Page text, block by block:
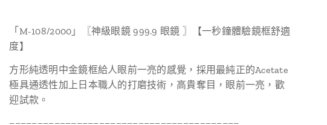
「M-108/2000」〖神級眼鏡 999.9 眼鏡 〗【一秒鐘體驗鏡框舒適
度】
方形純透明中金鏡框給人眼前一亮的感覺，採用最純正的Acetate
極具通透性加上日本職人的打磨技術，高貴奪目，眼前一亮，歡
迎試款。